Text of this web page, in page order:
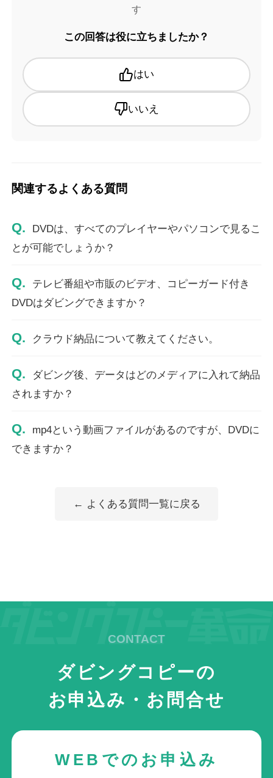
す
この回答は役に立ちましたか？
はい
いいえ
関連するよくある質問
Q.
DVDは、すべてのプレイヤーやパソコンで見るこ
とが可能でしょうか？
Q.
テレビ番組や市販のビデオ、コピーガード付き
DVDはダビングできますか？
Q. クラウド納品について教えてください。
Q.
ダビング後、データはどのメディアに入れて納品
されますか？
Q.
mp4という動画ファイルがあるのですが、DVDに
できますか？
← よくある質問一覧に戻る
ダビングコピーの
お申込み・お問合せ
WEBでのお申込み